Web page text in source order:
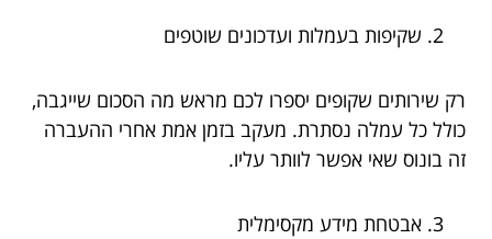
שקיפות בעמלות ועדכונים שוטפים
רק שירותים שקופים יספרו לכם מראש מה הסכום שייגבה,
כולל כל עמלה נסתרת. מעקב בזמן אמת אחרי ההעברה
זה בונוס שאי אפשר לוותר עליו.
אבטחת מידע מקסימלית